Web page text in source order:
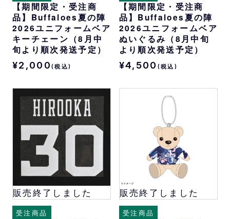
【期間限定・受注商
品】Buffaloes夏の陣
2026ユニフォームベア
キーチェーン（8月中
旬より順次発送予定）
¥2,000 (税込)
【期間限定・受注商
品】Buffaloes夏の陣
2026ユニフォームベア
ぬいぐるみ（8月中旬
より順次発送予定）
¥4,500 (税込)
販売終了しました
受注商品
販売終了しました
受注商品